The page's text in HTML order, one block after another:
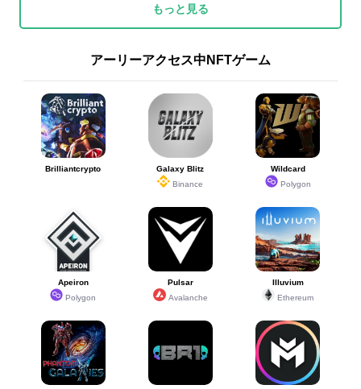
もっと見る
アーリーアクセス中NFTゲーム
Brilliantcrypto
Galaxy Blitz
Binance
Wildcard
Polygon
Apeiron
Polygon
Pulsar
Avalanche
Illuvium
Ethereum